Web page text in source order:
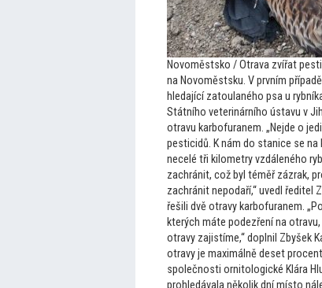
Novoměstsko / Otrava zvířat
na Novoměstsku. V prvním
hledající zatoulaného psa u
Státního veterinárního ústavu v
otravu karbofuranem. „Nejde o
pesticidů. K nám do stanice se
necelé tři kilometry vzdáleného
zachránit, což byl téměř zázrak,
zachránit nepodaří,“ uvedl ředitel
řešili dvě otravy karbofuranem.
kterých máte podezření na
otravy zajistíme,“ doplnil Zbyšek
otravy je maximálně deset
společnosti ornitologické Klára
prohledávala několik dní místo